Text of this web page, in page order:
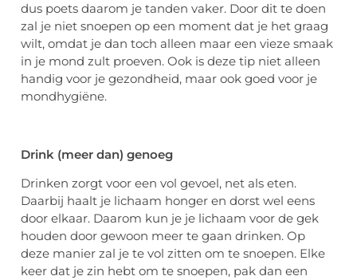
dus poets daarom je tanden vaker. Door dit te doen
zal je niet snoepen op een moment dat je het graag
wilt, omdat je dan toch alleen maar een vieze smaak
in je mond zult proeven. Ook is deze tip niet alleen
handig voor je gezondheid, maar ook goed voor je
mondhygiëne.
Drink (meer dan) genoeg
Drinken zorgt voor een vol gevoel, net als eten.
Daarbij haalt je lichaam honger en dorst wel eens
door elkaar. Daarom kun je je lichaam voor de gek
houden door gewoon meer te gaan drinken. Op
deze manier zal je te vol zitten om te snoepen. Elke
keer dat je zin hebt om te snoepen, pak dan een